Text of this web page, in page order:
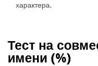
характера.
Тест на
имени (%)